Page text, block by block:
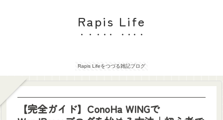
Rapis Life
Rapis Lifeをつづる雑記ブログ
【完全ガイド】ConoHa WINGで